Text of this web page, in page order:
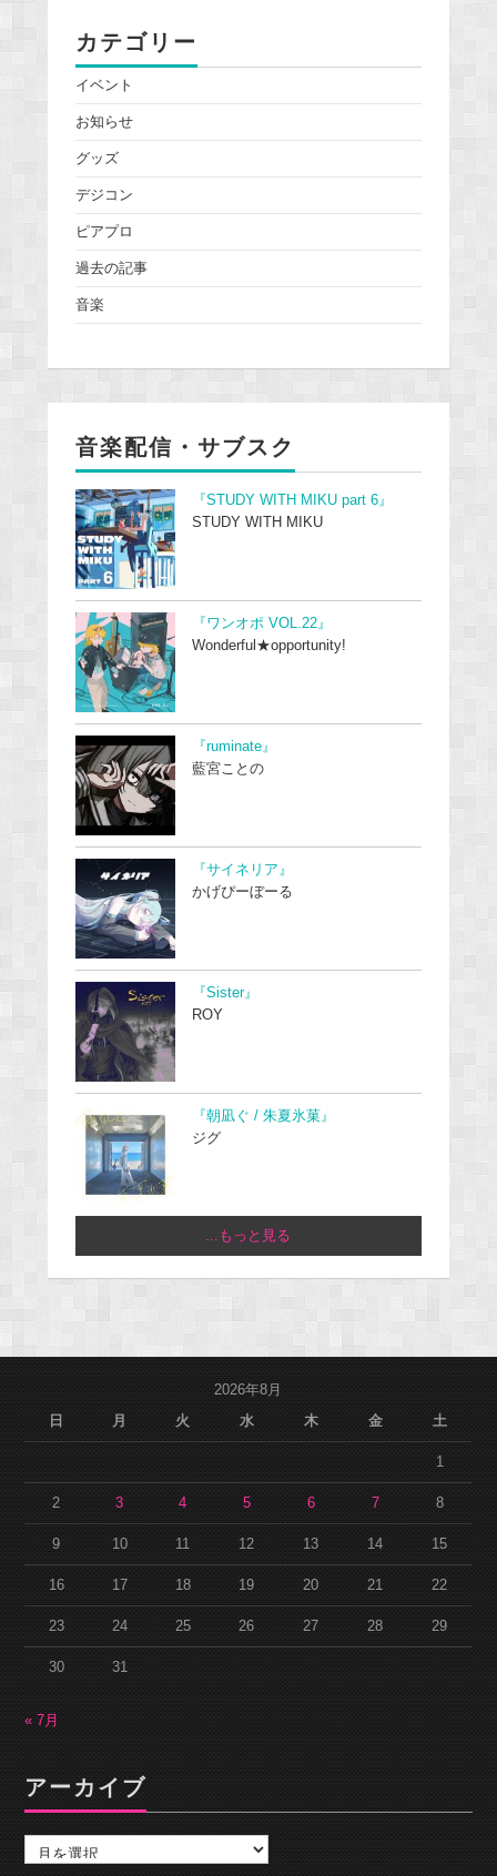
カテゴリー
イベント
お知らせ
グッズ
デジコン
ピアプロ
過去の記事
音楽
音楽配信・サブスク
『STUDY WITH MIKU part 6』
STUDY WITH MIKU
『ワンオポ VOL.22』
Wonderful★opportunity!
『ruminate』
藍宮ことの
『サイネリア』
かげぴーぼーる
『Sister』
ROY
『朝凪ぐ / 朱夏氷菓』
ジグ
...もっと見る
2026年8月
日
月 火 水 木 金 土
1
2 3 4 5 6 7 8
9 10 11 12 13 14 15
16 17 18 19 20 21 22
23 24 25 26 27 28 29
30 31
« 7月
アーカイブ
カ